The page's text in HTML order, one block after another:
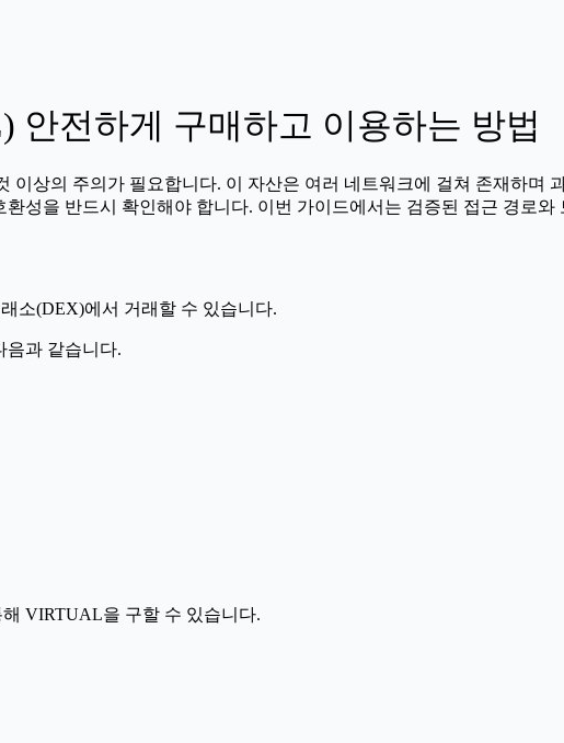
안전하게 구매하고 이용하는 방법
상의 주의가 필요합니다. 이 자산은 여러 네트워크에 걸쳐 존재하며
성을 반드시 확인해야 합니다. 이번 가이드에서는 검증된 접근 경로
소(DEX)에서 거래할 수 있습니다.
음과 같습니다.
VIRTUAL을 구할 수 있습니다.